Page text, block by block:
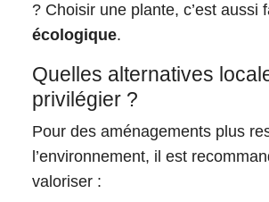
? Choisir une plante, c’est aussi
écologique.
Quelles alternatives
privilégier ?
Pour des aménagements plus
l’environnement, il est
valoriser :